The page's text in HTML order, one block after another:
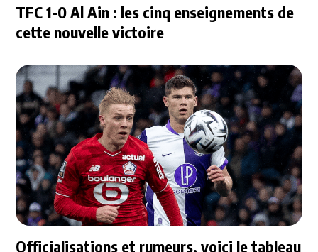
TFC 1-0 Al Ain : les cinq enseignements de
cette nouvelle victoire
Officialisations et rumeurs, voici le tableau